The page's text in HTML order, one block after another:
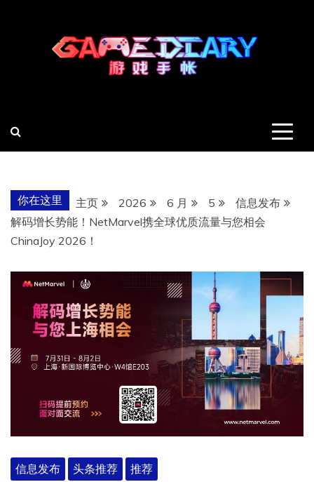
你在这里 主页 2026 6 月 5
信息发布
解码增长势能！NetMarvel携全球优质流量与您相会
ChinaJoy 2026！
信息发布 头条推荐 推荐